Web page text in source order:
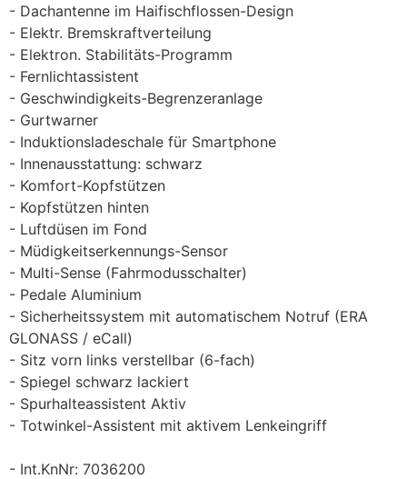
Dachantenne im Haifischflossen-Design
Elektr. Bremskraftverteilung
Elektron. Stabilitäts-Programm
Fernlichtassistent
Geschwindigkeits-Begrenzeranlage
Gurtwarner
Induktionsladeschale für Smartphone
Innenausstattung: schwarz
Komfort-Kopfstützen
Kopfstützen hinten
Luftdüsen im Fond
Müdigkeitserkennungs-Sensor
Multi-Sense (Fahrmodusschalter)
Pedale Aluminium
Sicherheitssystem mit automatischem Notruf (ERA
GLONASS / eCall)
Sitz vorn links verstellbar (6-fach)
Spiegel schwarz lackiert
Spurhalteassistent Aktiv
Totwinkel-Assistent mit aktivem Lenkeingriff
Int.KnNr: 7036200